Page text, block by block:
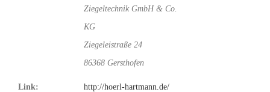
Ziegeltechnik GmbH & Co.
KG
Ziegeleistraße 24
86368 Gersthofen
Link: http://hoerl-hartmann.de/